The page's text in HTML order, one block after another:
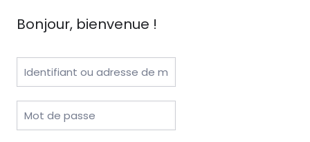
Bonjour, bienvenue !